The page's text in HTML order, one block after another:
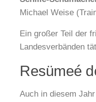
Michael Weise
Ein großer Teil der
Landesverbänden
Resümeé
Auch in diesem